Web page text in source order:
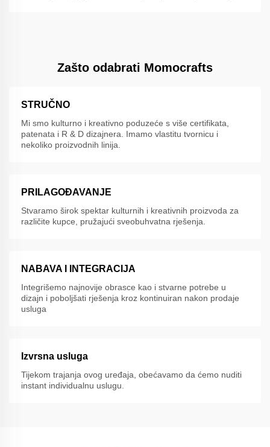
Zašto odabrati Momocrafts
STRUČNO
Mi smo kulturno i kreativno poduzeće s više certifikata,
patenata i R & D dizajnera. Imamo vlastitu tvornicu i
nekoliko proizvodnih linija.
PRILAGOĐAVANJE
Stvaramo širok spektar kulturnih i kreativnih proizvoda za
različite kupce, pružajući sveobuhvatna rješenja.
NABAVA I INTEGRACIJA
Integrišemo najnovije obrasce kao i stvarne potrebe u
dizajn i poboljšati rješenja kroz kontinuiran nakon prodaje
usluga
Izvrsna usluga
Tijekom trajanja ovog uređaja, obećavamo da ćemo nuditi
instant individualnu uslugu.